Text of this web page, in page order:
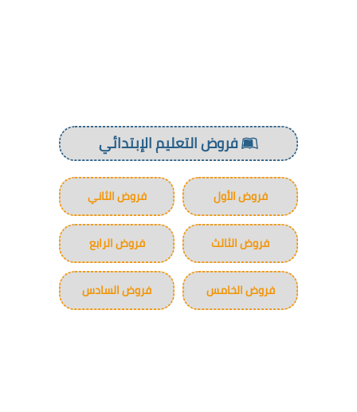
فروض التعليم الإبتدائي
فروض الأول فروض الثاني
فروض الثالث فروض الرابع
فروض الخامس فروض السادس